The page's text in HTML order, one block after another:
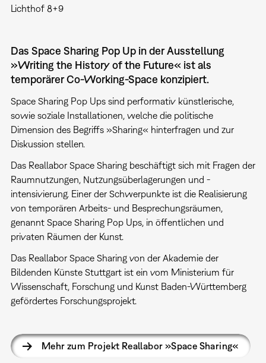
Lichthof 8+9
Das Space Sharing Pop Up in der Ausstellung
»Writing the History of the Future« ist als
temporärer Co-Working-Space konzipiert.
Space Sharing Pop Ups sind performativ künstlerische,
sowie soziale Installationen, welche die politische
Dimension des Begriffs »Sharing« hinterfragen und zur
Diskussion stellen.
Das Reallabor Space Sharing beschäftigt sich mit Fragen der
Raumnutzungen, Nutzungsüberlagerungen und -
intensivierung. Einer der Schwerpunkte ist die Realisierung
von temporären Arbeits- und Besprechungsräumen,
genannt Space Sharing Pop Ups, in öffentlichen und
privaten Räumen der Kunst.
Das Reallabor Space Sharing von der Akademie der
Bildenden Künste Stuttgart ist ein vom Ministerium für
Wissenschaft, Forschung und Kunst Baden-Württemberg
gefördertes Forschungsprojekt.
Mehr zum Projekt Reallabor »Space Sharing«